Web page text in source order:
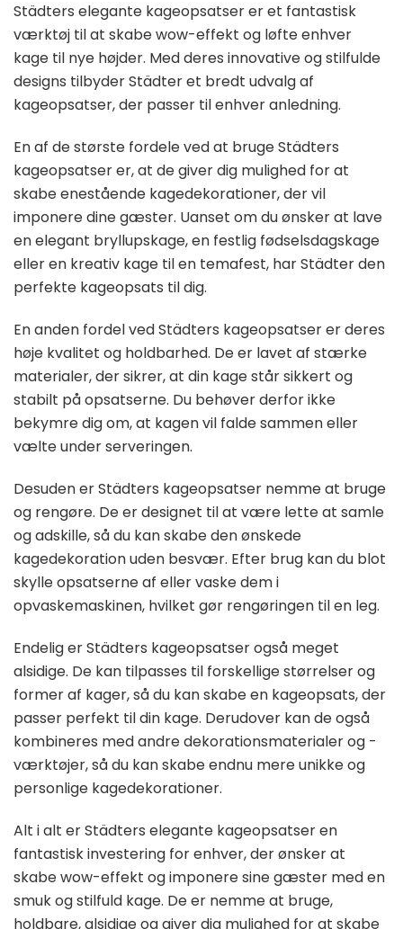
Städters elegante kageopsatser er et fantastisk
værktøj til at skabe wow-effekt og løfte enhver
kage til nye højder. Med deres innovative og stilfulde
designs tilbyder Städter et bredt udvalg af
kageopsatser, der passer til enhver anledning.
En af de største fordele ved at bruge Städters
kageopsatser er, at de giver dig mulighed for at
skabe enestående kagedekorationer, der vil
imponere dine gæster. Uanset om du ønsker at lave
en elegant bryllupskage, en festlig fødselsdagskage
eller en kreativ kage til en temafest, har Städter den
perfekte kageopsats til dig.
En anden fordel ved Städters kageopsatser er deres
høje kvalitet og holdbarhed. De er lavet af stærke
materialer, der sikrer, at din kage står sikkert og
stabilt på opsatserne. Du behøver derfor ikke
bekymre dig om, at kagen vil falde sammen eller
vælte under serveringen.
Desuden er Städters kageopsatser nemme at bruge
og rengøre. De er designet til at være lette at samle
og adskille, så du kan skabe den ønskede
kagedekoration uden besvær. Efter brug kan du blot
skylle opsatserne af eller vaske dem i
opvaskemaskinen, hvilket gør rengøringen til en leg.
Endelig er Städters kageopsatser også meget
alsidige. De kan tilpasses til forskellige størrelser og
former af kager, så du kan skabe en kageopsats, der
passer perfekt til din kage. Derudover kan de også
kombineres med andre dekorationsmaterialer og -
værktøjer, så du kan skabe endnu mere unikke og
personlige kagedekorationer.
Alt i alt er Städters elegante kageopsatser en
fantastisk investering for enhver, der ønsker at
skabe wow-effekt og imponere sine gæster med en
smuk og stilfuld kage. De er nemme at bruge,
holdbare, alsidige og giver dig mulighed for at skabe